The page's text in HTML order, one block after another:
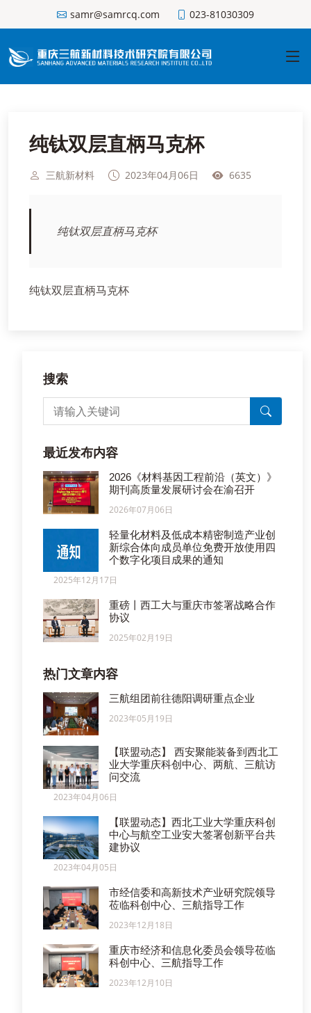
samr@samrcq.com 023-81030309
纯钛双层直柄马克杯
三航新材料 2023年04月06日 6635
纯钛双层直柄马克杯
纯钛双层直柄马克杯
搜索
最近发布内容
2026《材料基因工程前沿（英文）》
期刊高质量发展研讨会在渝召开
2026年07月06日
轻量化材料及低成本精密制造产业创
新综合体向成员单位免费开放使用四
个数字化项目成果的通知
2025年12月17日
重磅丨西工大与重庆市签署战略合作
协议
2025年02月19日
热门文章内容
三航组团前往德阳调研重点企业
2023年05月19日
【联盟动态】 西安聚能装备到西北工
业大学重庆科创中心、两航、三航访
问交流
2023年04月06日
【联盟动态】西北工业大学重庆科创
中心与航空工业安大签署创新平台共
建协议
2023年04月05日
市经信委和高新技术产业研究院领导
莅临科创中心、三航指导工作
2023年12月18日
重庆市经济和信息化委员会领导莅临
科创中心、三航指导工作
2023年12月10日